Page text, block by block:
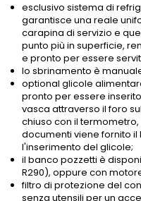
esclusivo sistema di
garantisce una reale
carapina di servizio e
punto più in superficie,
e pronto per essere
lo sbrinamento è
optional glicole
pronto per essere
vasca attraverso il foro
chiuso con il
documenti viene fornito
l'inserimento del glicole;
il banco pozzetti è
R290), oppure con
filtro di protezione del
senza utensili per un